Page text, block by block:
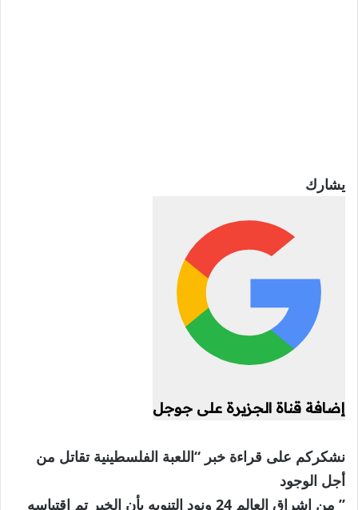
يشارك
إضافة قناة الجزيرة على جوجل
نشكركم على قراءة خبر “اللعبة الفلسطينية تقاتل من
أجل الوجود
” من اشراق العالم 24 ونود التنويه بأن الخبر تم اقتباسه